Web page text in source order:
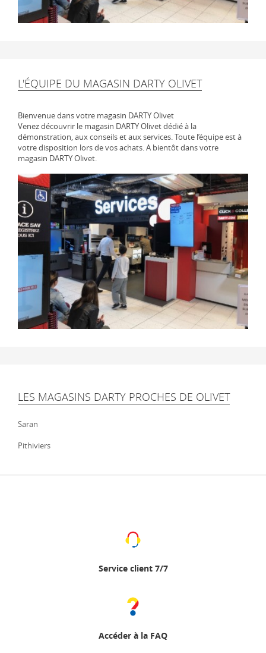
L'ÉQUIPE DU MAGASIN DARTY OLIVET
Bienvenue dans votre magasin DARTY Olivet
Venez découvrir le magasin DARTY Olivet dédié à la
démonstration, aux conseils et aux services. Toute l’équipe est à
votre disposition lors de vos achats. A bientôt dans votre
magasin DARTY Olivet.
LES MAGASINS DARTY PROCHES DE OLIVET
Saran
Pithiviers
Service client 7/7
Accéder à la FAQ